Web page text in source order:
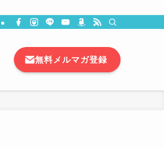
無料メルマガ登録